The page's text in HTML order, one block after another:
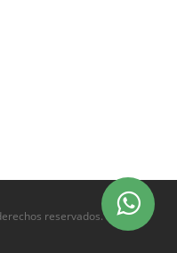
reservados.